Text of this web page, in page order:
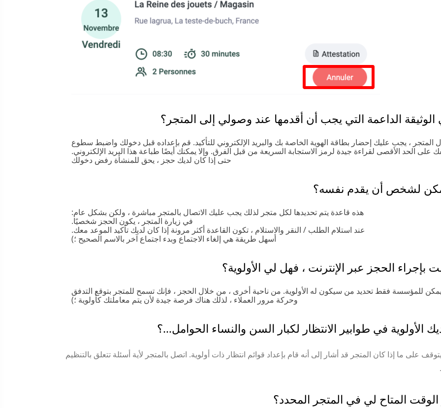
الداعمة التي يجب أن أقدمها عند وصولي إلى المتجر؟
المتجر ، يجب عليك إحضار بطاقة الهوية الخاصة بك والبريد الإلكتروني للتأكيد. قم بإعداده قبل دخولك واضبط سطوع
على الحد الأقصى لقراءة جيدة لرمز الاستجابة السريعة من قبل الفرق. وإلا يمكنك أيضًا طباعة هذا البريد الإلكتروني.
حتى إذا كان لديك حجز ، يحق للمنشأة رفض دخولك
لشخص أن يقدم نفسه؟
هذه قاعدة يتم تحديدها لكل متجر لذلك يجب عليك الاتصال بالمتجر مباشرة ، ولكن بشكل عام:
في زيارة المتجر ، يكون الحجز شخصيًا.
عند استلام الطلب / النقر والاستلام ، تكون القاعدة أكثر مرونة إذا كان لديك تأكيد الموعد معك.
أسهل طريقة هي إلغاء الاجتماع وبدء اجتماع آخر بالاسم الصحيح ؛)
بإجراء الحجز عبر الإنترنت ، فهل لي الأولوية؟
يمكن للمؤسسة فقط تحديد من سيكون له الأولوية. من ناحية أخرى ، من خلال الحجز ، فإنك تسمح للمتجر بتوقع التدفق
وحركة مرور العملاء ، لذلك هناك فرصة جيدة لأن يتم معاملتك كأولوية ؛)
الأولوية في طوابير الانتظار لكبار السن والنساء الحوامل…؟
على ما إذا كان المتجر قد أشار إلى أنه قام بإعداد قوائم انتظار ذات أولوية. اتصل بالمتجر لأية أسئلة تتعلق بالتنظيم
المتاح لي في المتجر المحدد؟